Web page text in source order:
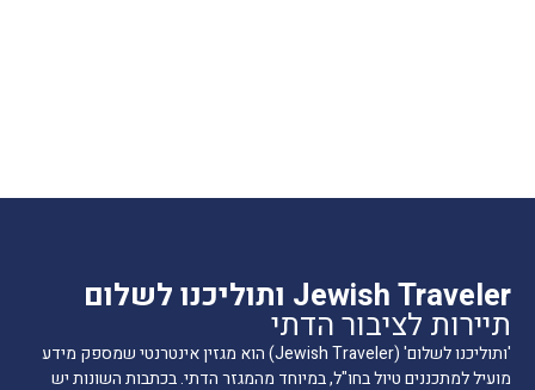
Jewish Traveler ותוליכנו לשלום
תיירות לציבור הדתי
'ותוליכנו לשלום' (Jewish Traveler) הוא מגזין אינטרנטי שמספק מידע
מועיל למתכננים טיול בחו"ל, במיוחד מהמגזר הדתי. בכתבות השונות יש